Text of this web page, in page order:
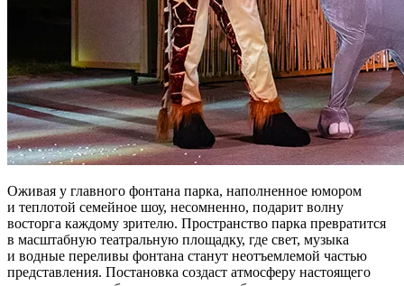
Оживая у главного фонтана парка, наполненное юмором
и теплотой семейное шоу, несомненно, подарит волну
восторга каждому зрителю. Пространство парка превратится
в масштабную театральную площадку, где свет, музыка
и водные переливы фонтана станут неотъемлемой частью
представления. Постановка создаст атмосферу настоящего